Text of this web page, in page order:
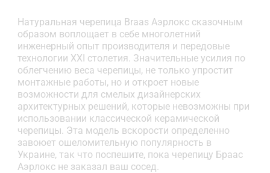
Натуральная черепица Braas Аэрлокс сказочным
образом воплощает в себе многолетний
инженерный опыт производителя и передовые
технологии ХXI столетия. Значительные усилия по
облегчению веса черепицы, не только упростит
монтажные работы, но и откроет новые
возможности для смелых дизайнерских
архитектурных решений, которые невозможны при
использовании классической керамической
черепицы. Эта модель вскорости определенно
завоюет ошеломительную популярность в
Украине, так что поспешите, пока черепицу Браас
Аэрлокс не заказал ваш сосед.